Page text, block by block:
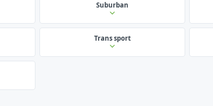
Suburban
Trans sport